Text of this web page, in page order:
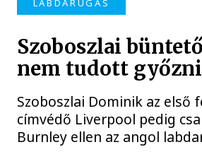
LABDARÚGÁS
Szoboszlai
nem tudott győzni
Szoboszlai Dominik az
címvédő Liverpool pedig
Burnley ellen az angol